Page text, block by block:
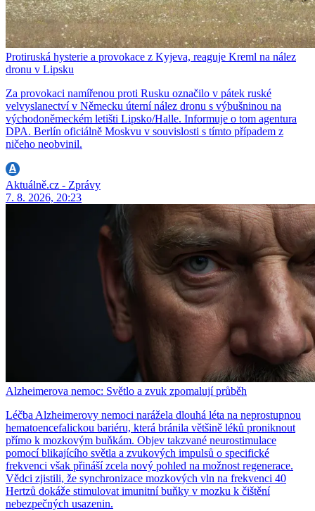
Protiruská hysterie a provokace z Kyjeva, reaguje Kreml na nález
dronu v Lipsku
Za provokaci namířenou proti Rusku označilo v pátek ruské
velvyslanectví v Německu úterní nález dronu s výbušninou na
východoněmeckém letišti Lipsko/Halle. Informuje o tom agentura
DPA. Berlín oficiálně Moskvu v souvislosti s tímto případem z
ničeho neobvinil.
Aktuálně.cz - Zprávy
7. 8. 2026, 20:23
Alzheimerova nemoc: Světlo a zvuk zpomalují průběh
Léčba Alzheimerovy nemoci narážela dlouhá léta na neprostupnou
hematoencefalickou bariéru, která bránila většině léků proniknout
přímo k mozkovým buňkám. Objev takzvané neurostimulace
pomocí blikajícího světla a zvukových impulsů o specifické
frekvenci však přináší zcela nový pohled na možnost regenerace.
Vědci zjistili, že synchronizace mozkových vln na frekvenci 40
Hertzů dokáže stimulovat imunitní buňky v mozku k čištění
nebezpečných usazenin.